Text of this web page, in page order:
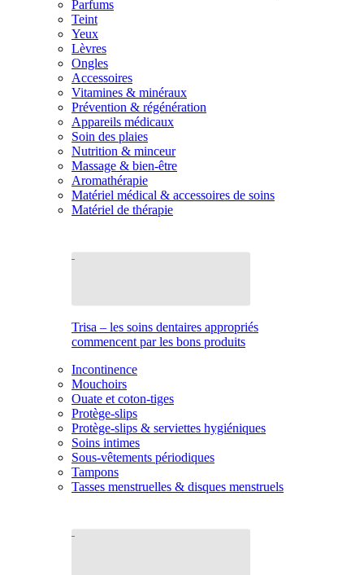
Parfums
Teint
Yeux
Lèvres
Ongles
Accessoires
Vitamines & minéraux
Prévention & régénération
Appareils médicaux
Soin des plaies
Nutrition & minceur
Massage & bien-être
Aromathérapie
Matériel médical & accessoires de soins
Matériel de thérapie
Trisa – les soins dentaires appropriés
commencent par les bons produits
Incontinence
Mouchoirs
Ouate et coton-tiges
Protège-slips
Protège-slips & serviettes hygiéniques
Soins intimes
Sous-vêtements périodiques
Tampons
Tasses menstruelles & disques menstruels